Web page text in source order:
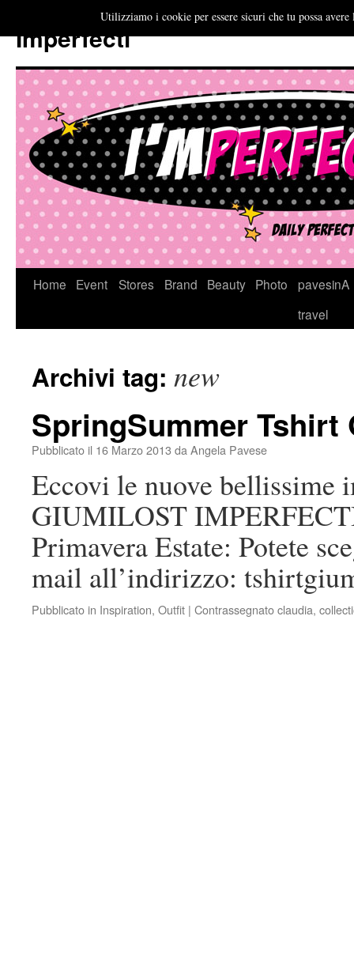
Imperfecti
VaiHome Event Stores Brand Beauty Photo
pavesinA
travel
Archivi tag: new
SpringSummer Tshirt
Pubblicato il 16 Marzo 2013 da Angela Pavese
Eccovi le nuove bellissime
GIUMILOST
Primavera Estate: Potete
mail all’indirizzo:
Pubblicato in Inspiration, Outfit | Contrassegnatoclaudia,
Utilizziamo i cookie per essere sicuri che tu possa